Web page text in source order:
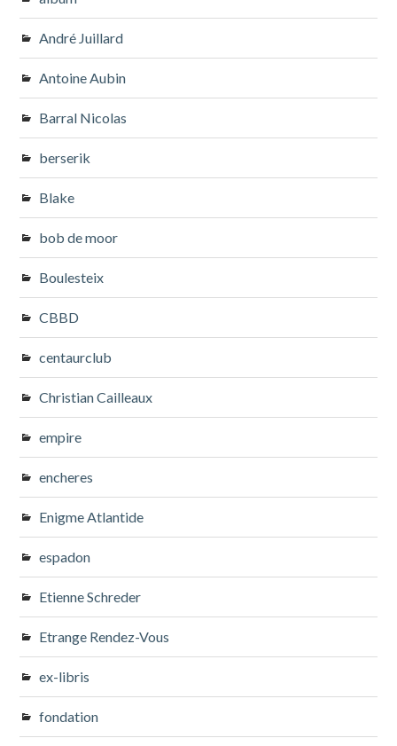
André Juillard
Antoine Aubin
Barral Nicolas
berserik
Blake
bob de moor
Boulesteix
CBBD
centaurclub
Christian Cailleaux
empire
encheres
Enigme Atlantide
espadon
Etienne Schreder
Etrange Rendez-Vous
ex-libris
fondation